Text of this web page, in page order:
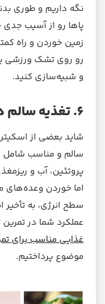
نگه داریم و طوری
پاها رو از آسیب
زمین خوردن و راه
رو روی تشک ورزشی
و شبیه‌سازی کنید.
۶. تغذیه سالم داشته باشید
شاید بعضی از
سالم و مناسب شامل
پروتئین، آب و
اما خوردن وعده‌های
سطح انرژی، به
عملکرد شما در تمرین
غذایی مناسب برای
موضوع پرداختیم.